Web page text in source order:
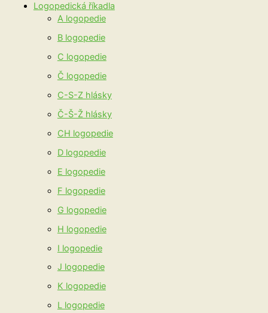
Logopedická říkadla
A logopedie
B logopedie
C logopedie
Č logopedie
C-S-Z hlásky
Č-Š-Ž hlásky
CH logopedie
D logopedie
E logopedie
F logopedie
G logopedie
H logopedie
I logopedie
J logopedie
K logopedie
L logopedie